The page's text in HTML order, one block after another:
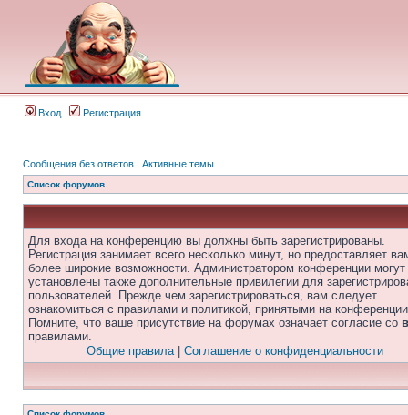
Вход Регистрация
Сообщения без ответов | Активные темы
Список форумов
Для входа на конференцию вы должны быть зарегистрированы.
Регистрация занимает всего несколько минут, но предоставляет
более широкие возможности. Администратором конференции
установлены также дополнительные привилегии для
пользователей. Прежде чем зарегистрироваться, вам следует
ознакомиться с правилами и политикой, принятыми на
Помните, что ваше присутствие на форумах означает согласие со
правилами.
Общие правила| Соглашение о конфиденциальности